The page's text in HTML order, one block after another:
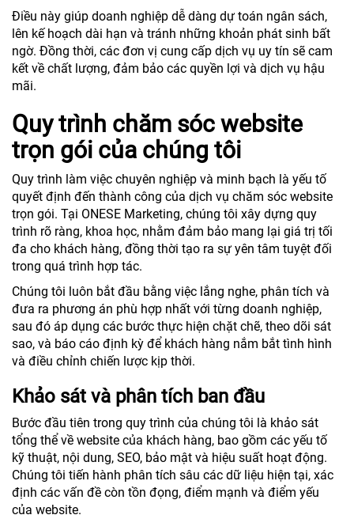
Điều này giúp doanh nghiệp dễ dàng dự toán ngân sách,
lên kế hoạch dài hạn và tránh những khoản phát sinh bất
ngờ. Đồng thời, các đơn vị cung cấp dịch vụ uy tín sẽ cam
kết về chất lượng, đảm bảo các quyền lợi và dịch vụ hậu
mãi.
Quy trình chăm sóc website
trọn gói của chúng tôi
Quy trình làm việc chuyên nghiệp và minh bạch là yếu tố
quyết định đến thành công của dịch vụ chăm sóc website
trọn gói. Tại ONESE Marketing, chúng tôi xây dựng quy
trình rõ ràng, khoa học, nhằm đảm bảo mang lại giá trị tối
đa cho khách hàng, đồng thời tạo ra sự yên tâm tuyệt đối
trong quá trình hợp tác.
Chúng tôi luôn bắt đầu bằng việc lắng nghe, phân tích và
đưa ra phương án phù hợp nhất với từng doanh nghiệp,
sau đó áp dụng các bước thực hiện chặt chẽ, theo dõi sát
sao, và báo cáo định kỳ để khách hàng nắm bắt tình hình
và điều chỉnh chiến lược kịp thời.
Khảo sát và phân tích ban đầu
Bước đầu tiên trong quy trình của chúng tôi là khảo sát
tổng thể về website của khách hàng, bao gồm các yếu tố
kỹ thuật, nội dung, SEO, bảo mật và hiệu suất hoạt động.
Chúng tôi tiến hành phân tích sâu các dữ liệu hiện tại, xác
định các vấn đề còn tồn đọng, điểm mạnh và điểm yếu
của website.